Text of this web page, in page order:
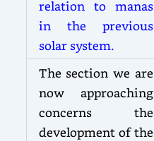
relation to manas
in the previous
solar system.
The section we are
now approaching
concerns the
development of the